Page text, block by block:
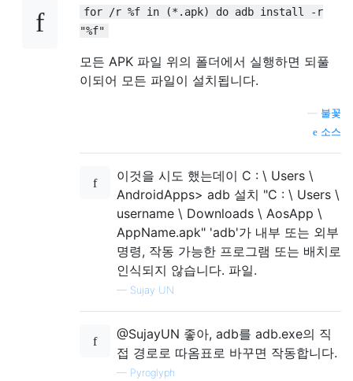
for /r %f in (*.apk) do adb install -r
"%f"
모든 APK 파일 위의 폴더에서 실행하면 되풀
이되어 모든 파일이 설치됩니다.
불꽃
소스
이것을 시도 했는데이 C : \ Users \
AndroidApps> adb 설치 "C : \ Users \
username \ Downloads \ AosApp \
AppName.apk" 'adb'가 내부 또는 외부
명령, 작동 가능한 프로그램 또는 배치로
인식되지 않습니다. 파일.
— Sujay UN
@SujayUN 좋아, adb를 adb.exe의 직
접 경로로 따옴표로 바꾸면 작동합니다.
— Pyroglyph